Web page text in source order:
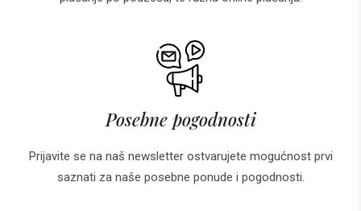
Posebne pogodnosti
Prijavite se na naš newsletter ostvarujete mogućnost prvi
saznati za naše posebne ponude i pogodnosti.